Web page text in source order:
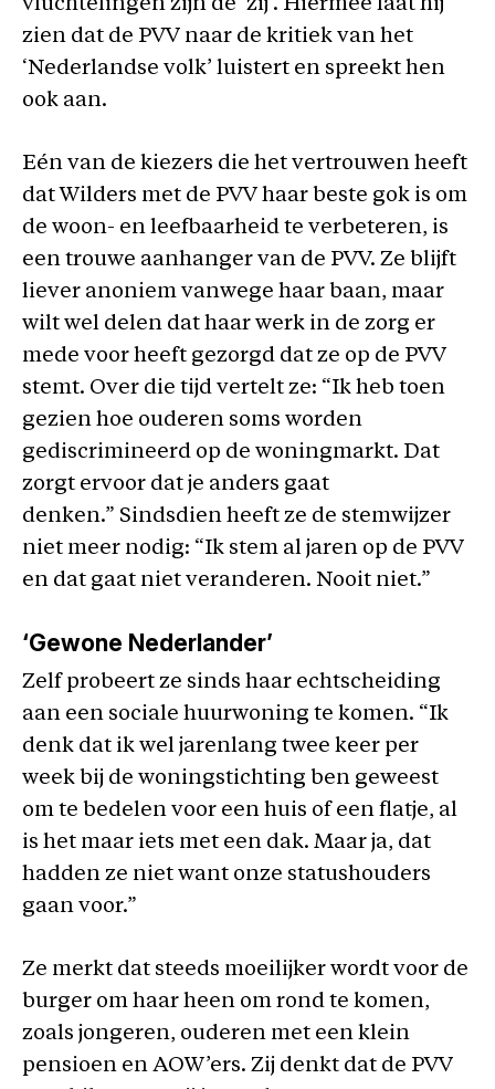
vluchtelingen zijn de ‘zij’. Hiermee laat hij
zien dat de PVV naar de kritiek van het
‘Nederlandse volk’ luistert en spreekt hen
ook aan.
Eén van de kiezers die het vertrouwen heeft
dat Wilders met de PVV haar beste gok is om
de woon- en leefbaarheid te verbeteren, is
een trouwe aanhanger van de PVV. Ze blijft
liever anoniem vanwege haar baan, maar
wilt wel delen dat haar werk in de zorg er
mede voor heeft gezorgd dat ze op de PVV
stemt. Over die tijd vertelt ze: “Ik heb toen
gezien hoe ouderen soms worden
gediscrimineerd op de woningmarkt. Dat
zorgt ervoor dat je anders gaat
denken.” Sindsdien heeft ze de stemwijzer
niet meer nodig: “Ik stem al jaren op de PVV
en dat gaat niet veranderen. Nooit niet.”
‘Gewone Nederlander’
Zelf probeert ze sinds haar echtscheiding
aan een sociale huurwoning te komen. “Ik
denk dat ik wel jarenlang twee keer per
week bij de woningstichting ben geweest
om te bedelen voor een huis of een flatje, al
is het maar iets met een dak. Maar ja, dat
hadden ze niet want onze statushouders
gaan voor.”
Ze merkt dat steeds moeilijker wordt voor de
burger om haar heen om rond te komen,
zoals jongeren, ouderen met een klein
pensioen en AOW’ers. Zij denkt dat de PVV